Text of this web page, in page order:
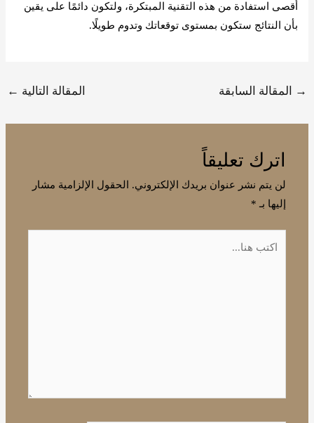
أقصى استفادة من هذه التقنية المبتكرة، ولتكون دائمًا على يقين
بأن النتائج ستكون بمستوى توقعاتك وتدوم طويلًا.
→ المقالة السابقة المقالة التالية ←
اترك تعليقاً
لن يتم نشر عنوان بريدك الإلكتروني.
الحقول الإلزامية مشار
إليها بـ *